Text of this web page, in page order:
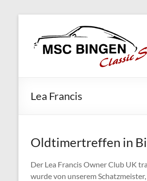
content
MSC
Bingen
Lea Francis
Oldtimertreffen in
Der Lea Francis Owner Club UK
wurde von unserem